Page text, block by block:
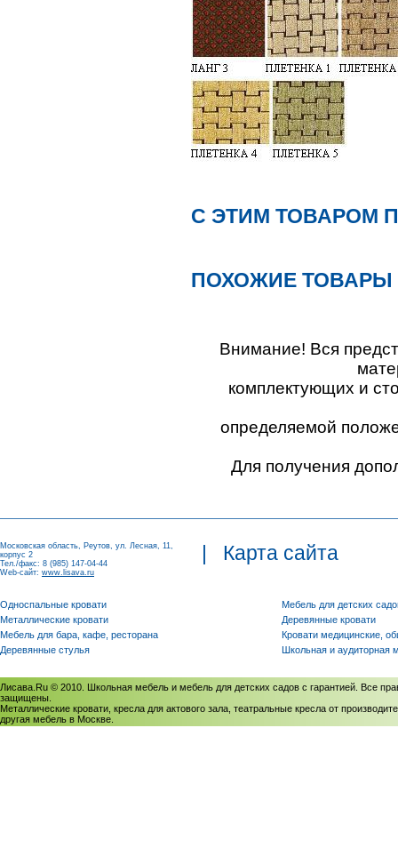
С ЭТИМ ТОВАРОМ
ПОХОЖИЕ ТОВАРЫ
Внимание! Вся
комплектующих и
определяемой
Для получения
Московская область, Реутов, ул. Лесная, 11,
корпус 2
Тел./факс: 8 (985) 147-04-44
Web-сайт: www.lisava.ru
| Карта сайта
Односпальные кровати
Металлические кровати
Мебель для бара, кафе, ресторана
Деревянные стулья
Мебель для детских
Деревянные кровати
Кровати медицинские,
Школьная и аудиторная
Лисава.Ru © 2010. Школьная мебель и мебель для детских садов с гарантией. Все
защищены.
Металлические кровати, кресла для актового зала, театральные кресла от
другая мебель в Москве.
Политика использования cookies/Соглашение на обработку персональных данных